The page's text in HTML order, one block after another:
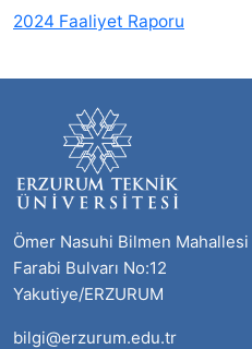
2024 Faaliyet Raporu
Ömer Nasuhi Bilmen Mahallesi
Farabi Bulvarı No:12
Yakutiye/ERZURUM
bilgi@erzurum.edu.tr